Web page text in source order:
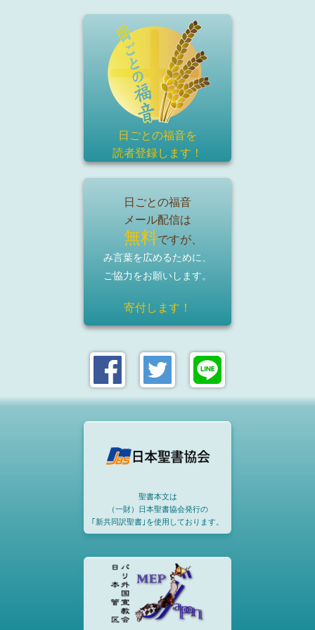
日ごとの福音を
読者登録します！
日ごとの福音
メール配信は
無料ですが、
み言葉を広めるために、
ご協力をお願いします。
寄付します！
聖書本文は
（一財）日本聖書協会発行の
｢新共同訳聖書｣を使用しております。